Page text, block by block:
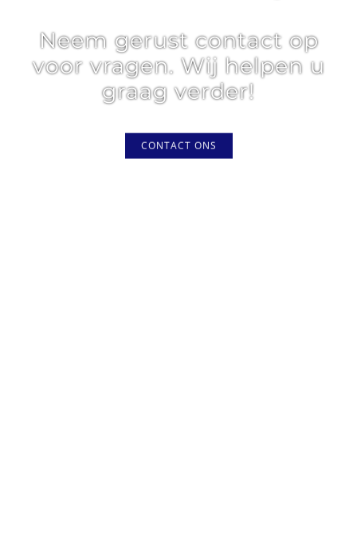
Neem gerust contact op
voor vragen. Wij helpen u
graag verder!
CONTACT ONS